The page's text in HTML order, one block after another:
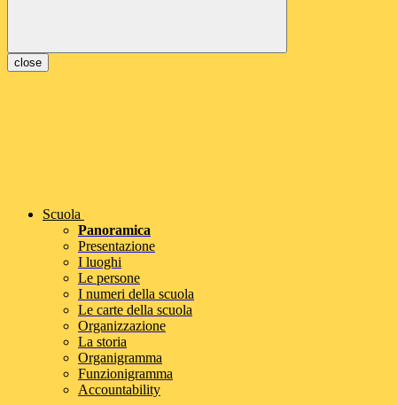
close
Scuola
Panoramica
Presentazione
I luoghi
Le persone
I numeri della scuola
Le carte della scuola
Organizzazione
La storia
Organigramma
Funzionigramma
Accountability